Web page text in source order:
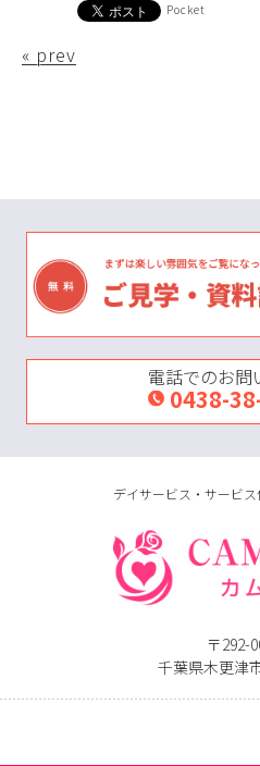
Pocket
« prev
電話でのお問
0438-
デイサービス・サービ
〒292-
千葉県木更津